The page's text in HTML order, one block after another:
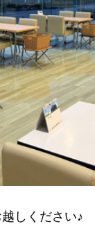
しください♪